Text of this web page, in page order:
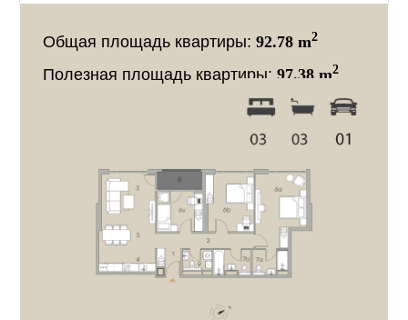
Общая площадь квартиры: 92.78 m2
Полезная площадь квартиры: 97.38 m2